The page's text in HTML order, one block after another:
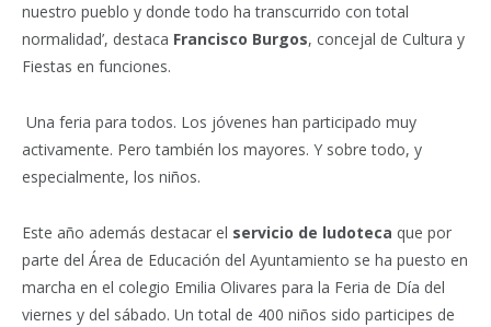
nuestro pueblo y donde todo ha transcurrido con total
normalidad’, destaca Francisco Burgos, concejal de Cultura y
Fiestas en funciones.
Una feria para todos. Los jóvenes han participado muy
activamente. Pero también los mayores. Y sobre todo, y
especialmente, los niños.
Este año además destacar el servicio de ludoteca que por
parte del Área de Educación del Ayuntamiento se ha puesto en
marcha en el colegio Emilia Olivares para la Feria de Día del
viernes y del sábado. Un total de 400 niños sido participes de